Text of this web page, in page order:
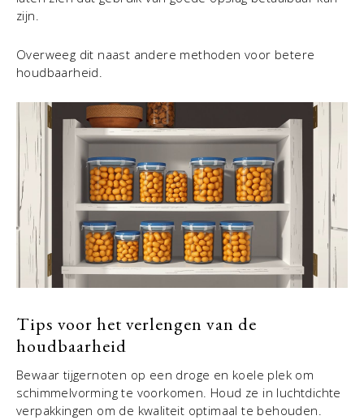
zijn.
Overweeg dit naast andere methoden voor betere
houdbaarheid.
Tips voor het verlengen van de
houdbaarheid
Bewaar tijgernoten op een droge en koele plek om
schimmelvorming te voorkomen. Houd ze in luchtdichte
verpakkingen om de kwaliteit optimaal te behouden.